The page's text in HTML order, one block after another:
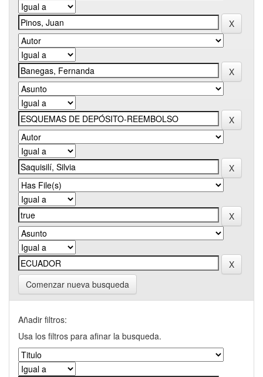
Comenzar nueva busqueda
Añadir filtros:
Usa los filtros para afinar la busqueda.